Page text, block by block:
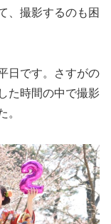
、撮影するのも困
日です。さすがの
た時間の中で撮影
。